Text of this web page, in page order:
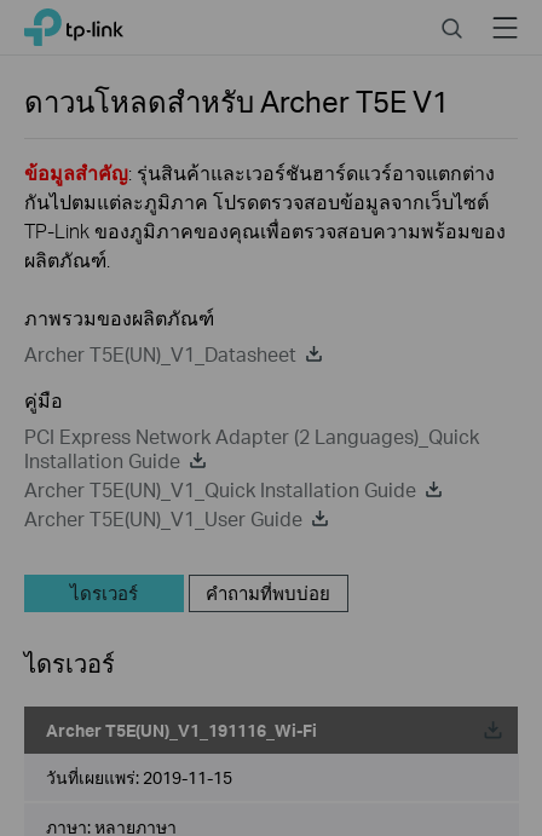
Click
navigation
TP-Link, Reliably Smart SearchMenu
ดาวนโหลดสำหรับArcher T5EV1
ข้อมูลสำคัญ: รุ่นสินค้าและเวอร์ชันฮาร์ดแวร์อาจแตกต่าง
กันไปตมแต่ละภูมิภาค โปรดตรวจสอบข้อมูลจากเว็บไซต์
TP-Link ของภูมิภาคของคุณเพื่อตรวจสอบความพร้อมของ
ผลิตภัณฑ์.
ภาพรวมของผลิตภัณฑ์
Archer T5E(UN)_V1_Datasheet
คู่มือ
PCI Express Network Adapter (2 Languages)_Quick
Installation Guide
Archer T5E(UN)_V1_Quick Installation Guide
Archer T5E(UN)_V1_User Guide
ไดรเวอร์ คำถามที่พบบ่อย
ไดรเวอร์
Archer T5E(UN)_V1_191116_Wi-Fi
วันที่เผยแพร่: 2019-11-15
ภาษา:หลายภาษา